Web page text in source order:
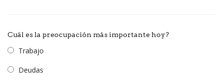
Cuál es la preocupación más importante hoy?
Trabajo
Deudas